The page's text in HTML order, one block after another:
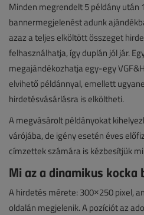
Minden megrendelt 5 példány után
bannermegjelenést adunk
azaz a teljes elköltött összeget
felhasználhatja, így duplán jól jár.
megajándékozhatja egy-egy
elvihető példánnyal, emellett
hirdetésvásárlásra is elköltheti.
A megvásárolt példányokat
várójába, de igény esetén éves
címzettek számára is kézbesítjük
Mi az a dinamikus kocka
A hirdetés mérete: 300×250 pixel,
oldalán megjelenik. A pozíciót az